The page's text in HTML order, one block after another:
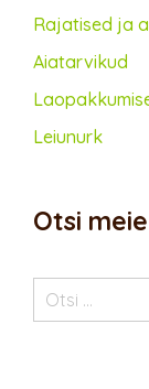
Rajatised ja
Aiatarvikud
Leiunurk
Otsi
Otsi: